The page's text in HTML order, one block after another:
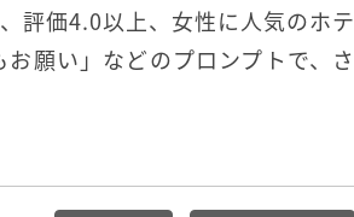
評価4.0以上、女性に人気のホテ
願い」などのプロンプトで、さ